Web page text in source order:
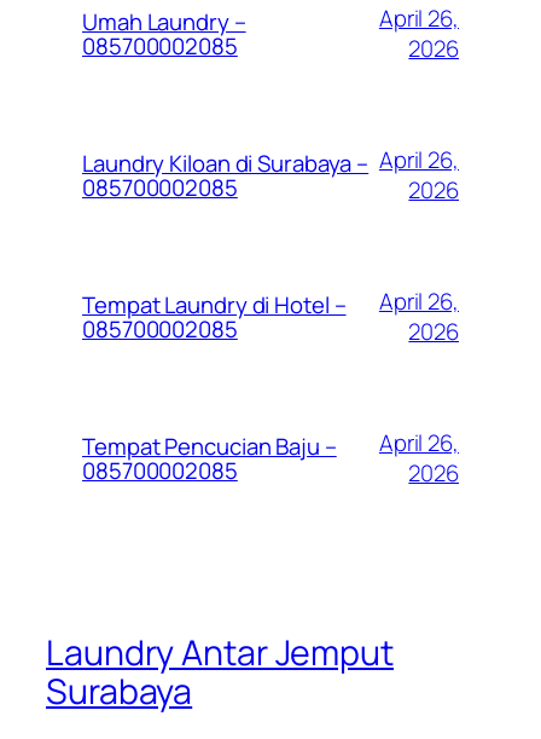
Umah Laundry –
085700002085
April 26,
2026
Laundry Kiloan di Surabaya –
085700002085
April 26,
2026
Tempat Laundry di Hotel –
085700002085
April 26,
2026
Tempat Pencucian Baju –
085700002085
April 26,
2026
Laundry Antar Jemput
Surabaya